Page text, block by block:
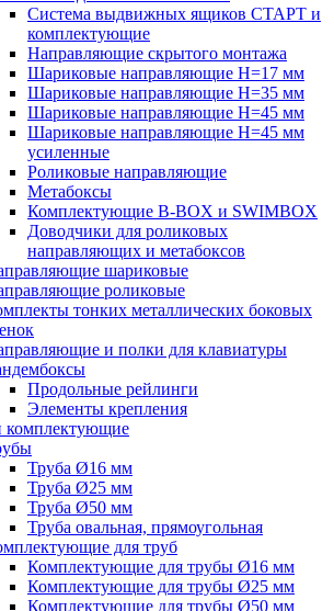
Система выдвижных ящиков СТАРТ и
комплектующие
Направляющие скрытого монтажа
Шариковые направляющие H=17 мм
Шариковые направляющие H=35 мм
Шариковые направляющие H=45 мм
Шариковые направляющие H=45 мм
усиленные
Роликовые направляющие
Метабоксы
Комплектующие B-BOX и SWIMBOX
Доводчики для роликовых
направляющих и метабоксов
шариковые
роликовые
тонких металлических боковых
и полки для клавиатуры
Продольные рейлинги
Элементы крепления
комплектующие
Труба Ø16 мм
Труба Ø25 мм
Труба Ø50 мм
Труба овальная, прямоугольная
для труб
Комплектующие для трубы Ø16 мм
Комплектующие для трубы Ø25 мм
Комплектующие для трубы Ø50 мм